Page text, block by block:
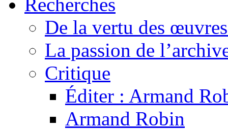
De la vertu des
La passion de
Critique
Éditer : Armand
Armand Robin